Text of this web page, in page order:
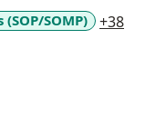
SOMP)
+38